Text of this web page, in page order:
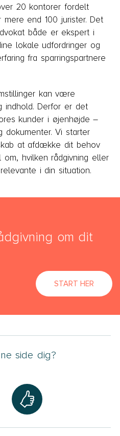
20 kontorer fordelt
end 100 jurister. Det
både er ekspert i
lokale udfordringer og
fra sparringspartnere
kan være
indhold. Derfor er det
kunder i øjenhøjde –
dokumenter. Vi starter
at afdække dit behov
hvilken rådgivning eller
i din situation.
om dit
START HER
side dig?